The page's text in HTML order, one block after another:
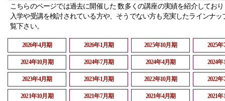
こちらのページでは過去に開催した 数多くの講座の実績を紹介してお
入学や受講を検討されている方や、そうでない方も充実したラインナッ
覧下さい。
2026年4月期 2026年1月期 2025年10月期 2025
2024年10月期 2024年7月期 2024年4月期 2024
2023年4月期 2023年1月期 2022年10月期 2022
2021年10月期 2021年7月期 2021年4月期 2021